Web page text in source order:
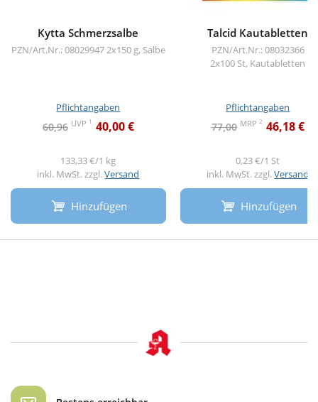
Kytta Schmerzsalbe
PZN/Art.Nr.: 080299472x150 g, Salbe
Pflichtangaben
60,96 UVP 1 40,00 €
133,33 €/1 kg
inkl. MwSt. zzgl.Versand
Hinzufügen
Talcid Kautabletten
PZN/Art.Nr.: 08032366
2x100 St, Kautabletten
Pflichtangaben
77,00 MRP 2 46,18 €
0,23 €/1 St
inkl. MwSt. zzgl.Versand
Hinzufügen